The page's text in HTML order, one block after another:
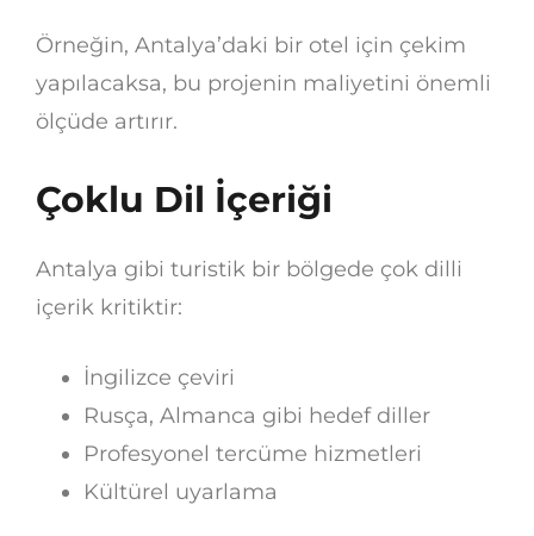
Örneğin, Antalya’daki bir otel için çekim
yapılacaksa, bu projenin maliyetini önemli
ölçüde artırır.
Çoklu Dil İçeriği
Antalya gibi turistik bir bölgede çok dilli
içerik kritiktir:
İngilizce çeviri
Rusça, Almanca gibi hedef diller
Profesyonel tercüme hizmetleri
Kültürel uyarlama